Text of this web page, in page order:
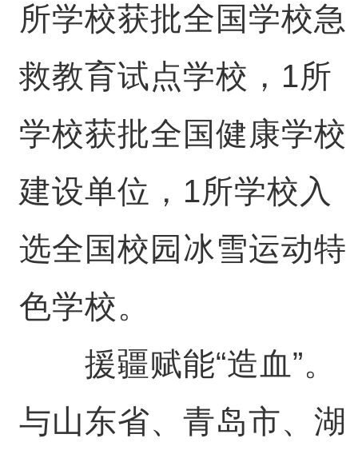
所学校获批全国学校急
救教育试点学校，1所
学校获批全国健康学校
建设单位，1所学校入
选全国校园冰雪运动特
色学校。
援疆赋能“造血”。
与山东省、青岛市、湖